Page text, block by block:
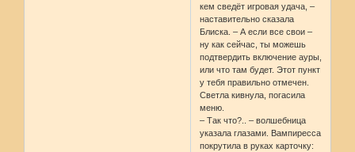
кем сведёт игровая удача, –
наставительно сказала
Блиска. – А если все свои –
ну как сейчас, ты можешь
подтвердить включение ауры,
или что там будет. Этот пункт
у тебя правильно отмечен.
Светла кивнула, погасила
меню.
– Так что?.. – волшебница
указала глазами. Вампиресса
покрутила в руках карточку: